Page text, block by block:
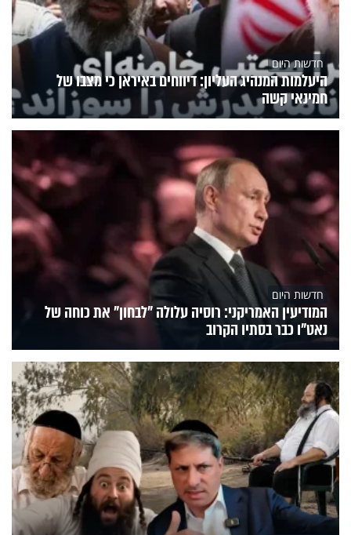
חדשות היום
היעלמות המנהיג העליון: דיווחים באיראן כי מצבו של
חמינאי קשה
חדשות היום
המודיעין האמריקני: רוסיה עלולה "לבחון" את כוחה של
נאט"ו כבר בסתיו הקרוב